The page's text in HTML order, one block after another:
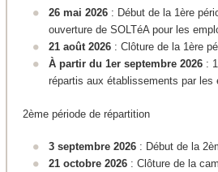
26 mai 2026 : Début de la 1ère
ouverture de SOLTéA pour les
21 août 2026 : Clôture de la 1ère
À partir du 1er septembre 2026 :
répartis aux établissements par les
2ème période de répartition
3 septembre 2026 : Début de la
21 octobre 2026 : Clôture de la